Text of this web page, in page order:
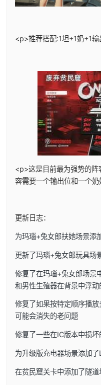
<p>推荐搭配:1坦+1奶+1
<p>这是目前最为强势的
容需要一个输出位和一个
更新日志：
为玛瑙+兔女郎扶她场景添
更新了玛瑙+兔女郎玩具场
修复了在玛瑙+兔女郎场景
和男性生殖器在背景中浮动
修复了如果按特定顺序播
可能会消失的老问题
修复了一些在IC版本中损
为升级版充电器场景添加
在贫民窟关卡中添加了隧